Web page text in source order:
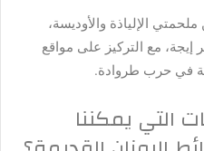
الإلياذة والأوديسة،
مع التركيز على مواقع
في حرب طروادة.
التي يمكننا